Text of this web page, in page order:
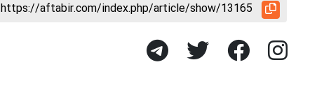
https://aftabir.com/index.php/article/show/13165